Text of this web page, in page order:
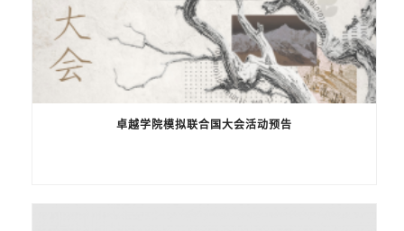
卓越学院模拟联合国大会活动预告